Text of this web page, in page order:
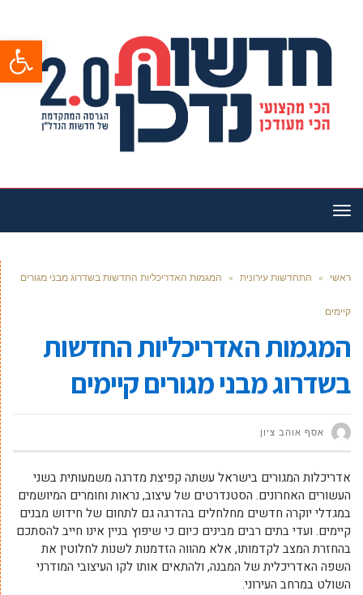
פתח
תפריט
ראשי » התחדשות עירונית » המגמות האדריכליות החדשות בשדרוג מבני מגורים
קיימים
המגמות האדריכליות החדשות
בשדרוג מבני מגורים קיימים
אסף אוהב ציון
אדריכלות המגורים בישראל עשתה קפיצת מדרגה משמעותית בשני
העשורים האחרונים. הסטנדרטים של עיצוב, נראות וחומרים המיושמים
במגדלי יוקרה חדשים מחלחלים בהדרגה גם לתחום של חידוש מבנים
קיימים. ועדי בתים רבים מבינים כיום כי שיפוץ בניין אינו חייב להסתכם
בהחזרת המצב לקדמותו, אלא מהווה הזדמנות לשנות לחלוטין את
השפה האדריכלית של המבנה, ולהתאים אותו לקו העיצובי המודרני
השולט במרחב העירוני.